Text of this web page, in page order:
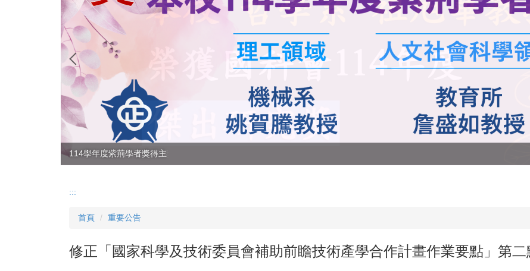
114學年度紫荊學者獎得主
114年度 國科會傑出研究獎
:::
首頁 重要公告
修正「國家科學及技術委員會補助前瞻技術產學合作計畫作業要點」第二